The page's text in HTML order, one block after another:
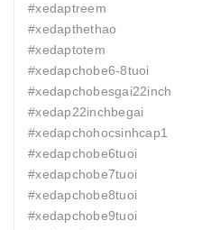
#xedaptreem
#xedapthethao
#xedaptotem
#xedapchobe6-8tuoi
#xedapchobesgai22inch
#xedap22inchbegai
#xedapchohocsinhcap1
#xedapchobe6tuoi
#xedapchobe7tuoi
#xedapchobe8tuoi
#xedapchobe9tuoi